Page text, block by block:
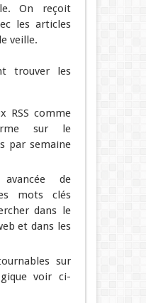
On reçoit
les articles
veille.
trouver les
RSS comme
sur le
par semaine
de
mots clés
dans le
et dans les
sur
voir ci-